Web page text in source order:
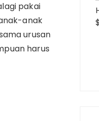
pakai
anak
urusan
harus